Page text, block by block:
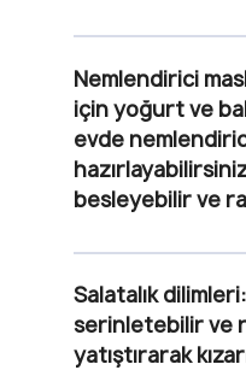
Nemlendirici
için yoğurt ve
evde
besleyebilir ve
Salatalık dilimleri
serinletebilir ve
yatıştırarak